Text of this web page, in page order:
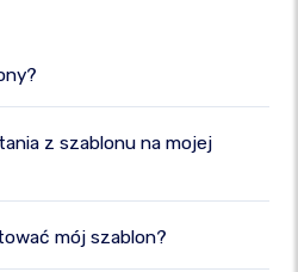
z szablonu na mojej
mój szablon?